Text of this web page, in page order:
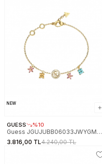
NEW
GUESS %10
Guess JGUJUBB06033JWYGMCS
Kadın Bileklik
3.816,00 TL4.240,00 TL